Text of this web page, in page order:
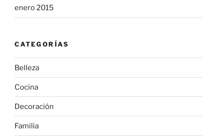
enero 2015
CATEGORÍAS
Belleza
Cocina
Decoración
Familia